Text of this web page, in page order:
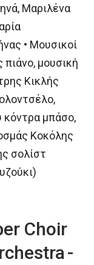
Μαριλένα
• Μουσικοί
μουσική
Κικλής
μπάσο,
Κοκόλης
σολίστ
Choir
-